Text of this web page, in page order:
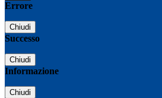
Errore
Chiudi
Successo
Chiudi
Informazione
Chiudi